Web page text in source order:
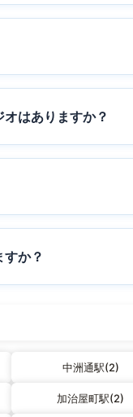
はありますか？
か？
中洲通駅(2)
加治屋町駅(2)